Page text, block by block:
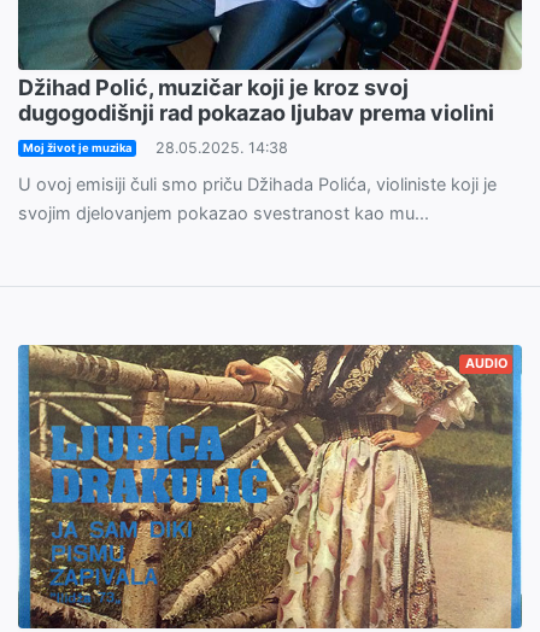
Džihad Polić, muzičar koji je kroz svoj
dugogodišnji rad pokazao ljubav prema violini
Moj život je muzika 28.05.2025. 14:38
U ovoj emisiji čuli smo priču Džihada Polića, violiniste koji je
svojim djelovanjem pokazao svestranost kao mu...
AUDIO